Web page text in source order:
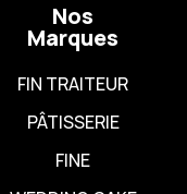
Nos
Marques
FIN TRAITEUR
PÂTISSERIE
FINE